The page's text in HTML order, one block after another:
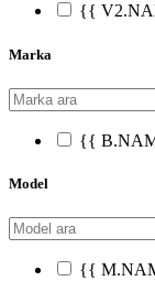
{{
Marka
{{
Model
{{